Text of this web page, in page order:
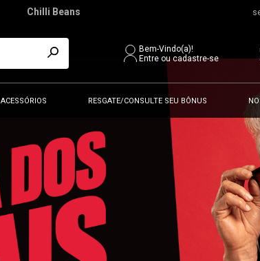
Chilli Beans
Bem-Vindo(a)!
Entre ou cadastre-se
ACESSÓRIOS RESGATE/CONSULTE SEU BÔNUS